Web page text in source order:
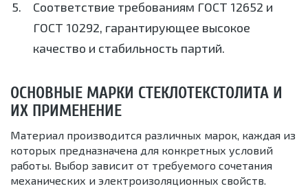
Соответствие требованиям ГОСТ 12652 и
ГОСТ 10292, гарантирующее высокое
качество и стабильность партий.
ОСНОВНЫЕ МАРКИ СТЕКЛОТЕКСТОЛИТА И
ИХ ПРИМЕНЕНИЕ
Материал производится различных марок, каждая из
которых предназначена для конкретных условий
работы. Выбор зависит от требуемого сочетания
механических и электроизоляционных свойств.